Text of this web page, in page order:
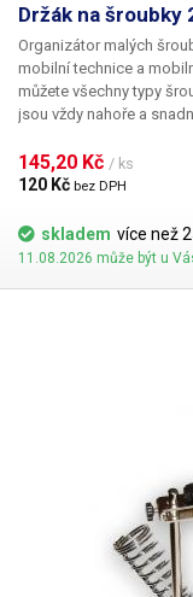
Držák na šroubky
Organizátor malých
mobilní technice a
můžete všechny typy
jsou vždy nahoře a
velice snadné se
Organizér pro šroubky
145,20 Kč / ks
120 Kč bez DPH
skladem více než
11.08.2026 může být u